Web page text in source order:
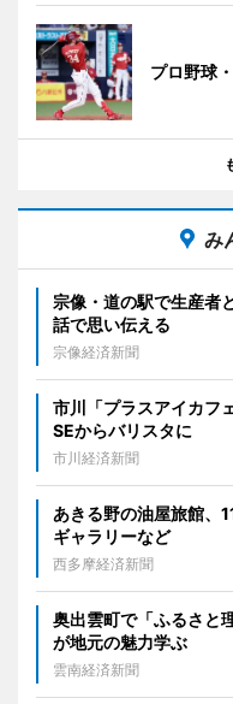
プロ野球
み
宗像・道の駅で生産
話で思い伝える
宗像経済新聞
市川「プラスアイカフ
SEからバリスタに
市川経済新聞
あきる野の油屋旅館
ギャラリーなど
西多摩経済新聞
奥出雲町で「ふるさと
が地元の魅力学ぶ
雲南経済新聞